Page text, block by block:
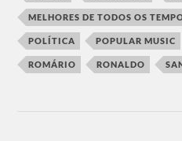
MELHORES DE TODOS OS
POLÍTICA POPULAR MUSIC
ROMÁRIO RONALDO